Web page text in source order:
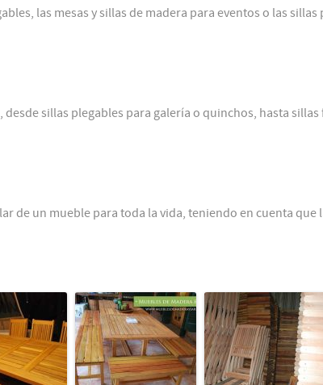
las mesas y sillas de madera para eventos o las sillas
sillas plegables para galería o quinchos, hasta sillas
de un mueble para toda la vida, teniendo en cuenta que